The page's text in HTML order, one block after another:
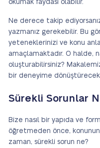
okumak faydası olabilir.
Ne derece takip
yazmanız gerekebilir. Bu
yeteneklerinizi ve konu
amaçlamaktadır. O halde,
oluşturabilirsiniz?
bir deneyime
Sürekli Sorunlar
Bize nasıl bir yapıda ve
öğretmeden önce, konunun
zaman, sürekli sorun ne?